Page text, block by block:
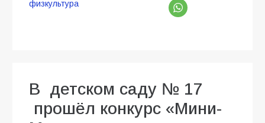
физкультура
В детском саду № 17
прошёл конкурс «Мини-